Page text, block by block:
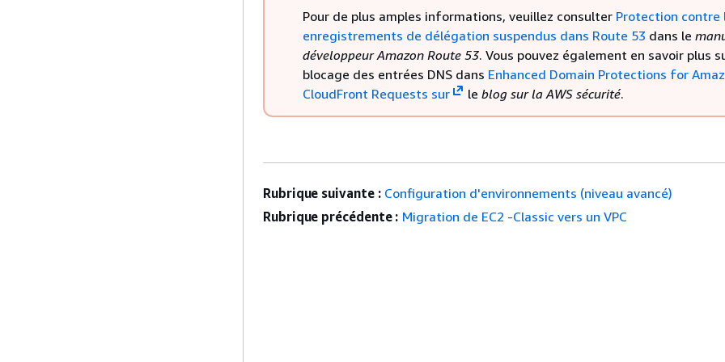
Pour de plus amples informations, veuillez consulter Protection contre
enregistrements de délégation suspendus dans Route 53 dans le
développeur Amazon Route 53. Vous pouvez également en savoir plus
blocage des entrées DNS dans Enhanced Domain Protections for
CloudFront Requests sur
le blog sur la AWS sécurité.
Rubrique suivante : Configuration d'environnements (niveau avancé)
Rubrique précédente : Migration de EC2 -Classic vers un VPC